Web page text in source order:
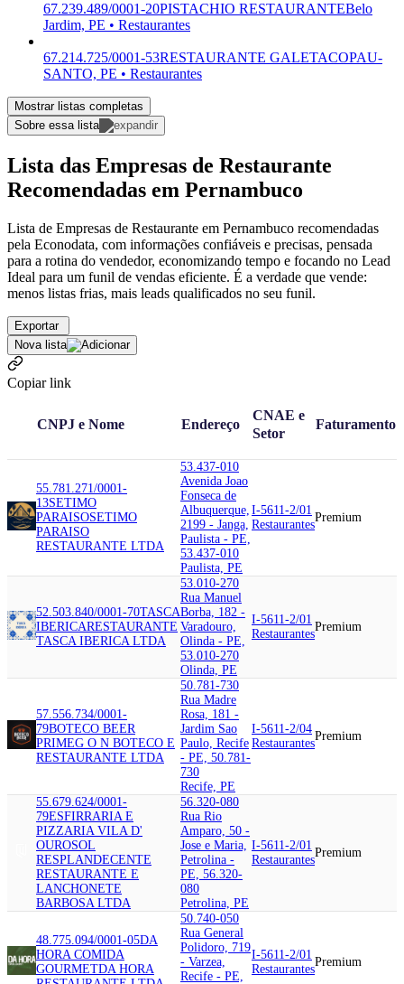
67.239.489/0001-20PISTACHIO RESTAURANTEBelo
Jardim, PE • Restaurantes
67.214.725/0001-53RESTAURANTE GALETACOPAU-
SANTO, PE • Restaurantes
Mostrar listas completas
Sobre essa lista
Lista das Empresas de Restaurante
Recomendadas em Pernambuco
Lista de Empresas de Restaurante em Pernambuco recomendadas
pela Econodata, com informações confiáveis e precisas, pensada
para a rotina do vendedor, economizando tempo e focando no Lead
Ideal para um funil de vendas eficiente. É a verdade que vende:
menos listas frias, mais leads qualificados no seu funil.
Exportar
Nova lista
Copiar link
CNPJ e Nome Endereço
CNAE e
Setor
Faturamento
55.781.271/0001-
13SETIMO
PARAISOSETIMO
PARAISO
RESTAURANTE LTDA
53.437-010
Avenida Joao
Fonseca de
Albuquerque,
2199 - Janga,
Paulista - PE,
53.437-010
Paulista, PE
I-5611-2/01
Restaurantes
Premium
52.503.840/0001-70TASCA
IBERICARESTAURANTE
TASCA IBERICA LTDA
53.010-270
Rua Manuel
Borba, 182 -
Varadouro,
Olinda - PE,
53.010-270
Olinda, PE
I-5611-2/01
Restaurantes
Premium
57.556.734/0001-
79BOTECO BEER
PRIMEG O N BOTECO E
RESTAURANTE LTDA
50.781-730
Rua Madre
Rosa, 181 -
Jardim Sao
Paulo, Recife
- PE, 50.781-
730
Recife, PE
I-5611-2/04
Restaurantes
Premium
55.679.624/0001-
79ESFIRRARIA E
PIZZARIA VILA D'
OUROSOL
RESPLANDECENTE
RESTAURANTE E
LANCHONETE
BARBOSA LTDA
56.320-080
Rua Rio
Amparo, 50 -
Jose e Maria,
Petrolina -
PE, 56.320-
080
Petrolina, PE
I-5611-2/01
Restaurantes
Premium
48.775.094/0001-05DA
HORA COMIDA
GOURMETDA HORA
50.740-050
Rua General
Polidoro, 719
- Varzea,
Recife - PE,
I-5611-2/01
Restaurantes
Premium